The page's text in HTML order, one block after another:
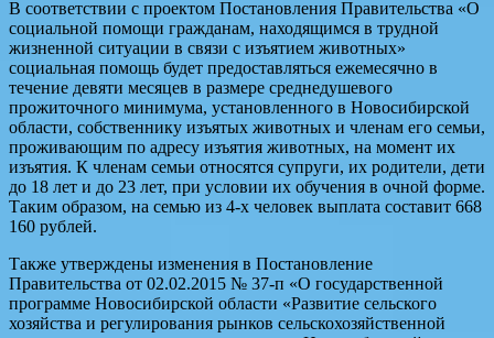
В соответствии с проектом Постановления Правительства «О
социальной помощи гражданам, находящимся в трудной
жизненной ситуации в связи с изъятием животных»
социальная помощь будет предоставляться ежемесячно в
течение девяти месяцев в размере среднедушевого
прожиточного минимума, установленного в Новосибирской
области, собственнику изъятых животных и членам его семьи,
проживающим по адресу изъятия животных, на момент их
изъятия. К членам семьи относятся супруги, их родители, дети
до 18 лет и до 23 лет, при условии их обучения в очной форме.
Таким образом, на семью из 4-х человек выплата составит 668
160 рублей.
Также утверждены изменения в Постановление
Правительства от 02.02.2015 № 37-п «О государственной
программе Новосибирской области «Развитие сельского
хозяйства и регулирования рынков сельскохозяйственной